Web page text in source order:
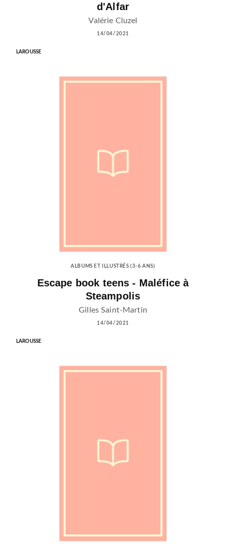
d'Alfar
Valérie Cluzel
14/04/2021
LAROUSSE
ALBUMS ET ILLUSTRÉS (3-6 ANS)
Escape book teens - Maléfice à
Steampolis
Gilles Saint-Martin
14/04/2021
LAROUSSE